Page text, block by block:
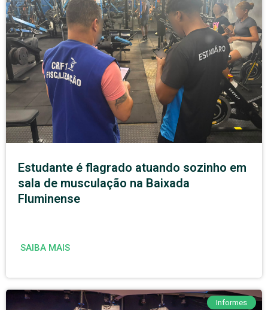
Estudante é flagrado atuando sozinho em
sala de musculação na Baixada
Fluminense
SAIBA MAIS
Informes